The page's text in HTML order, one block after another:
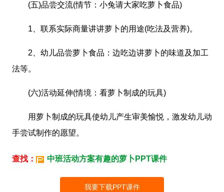
(五)品尝交流(情节：小兔请大家吃萝卜食品)
1、联系实际商量讲讲萝卜的用途(吃法及营养)。
2、幼儿品尝萝卜食品：边吃边讲萝卜的味道及加工
法等。
(六)活动延伸(情境：看萝卜制成的玩具)
用萝卜制成的玩具使幼儿产生审美愉悦，激发幼儿动
手尝试制作的愿望。
查找： 中班活动方案有趣的萝卜PPT课件
我要下载PPT课件